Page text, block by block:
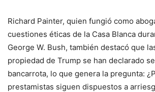
Richard Painter, quien fungió como
cuestiones éticas de la Casa Blanca
George W. Bush, también destacó que
propiedad de Trump se han declarado
bancarrota, lo que genera la pregunta:
prestamistas siguen dispuestos a